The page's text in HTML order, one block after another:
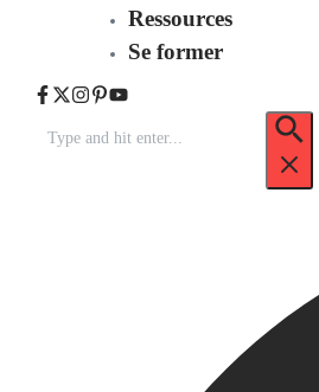
Ressources
Se former
pour